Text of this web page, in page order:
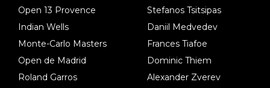
Open 13 Provence
Indian Wells
Monte-Carlo Masters
Open de Madrid
Roland Garros
Stefanos Tsitsipas
Daniil Medvedev
Frances Tiafoe
Dominic Thiem
Alexander Zverev